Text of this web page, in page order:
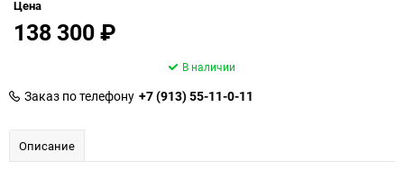
Цена
138 300₽
В наличии
Заказ по телефону +7 (913) 55-11-0-11
Описание